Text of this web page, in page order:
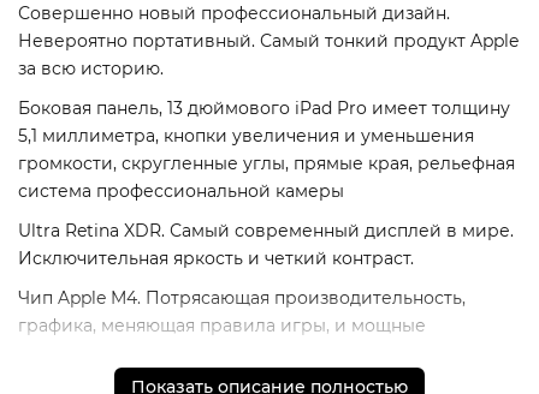
Совершенно новый профессиональный дизайн.
Невероятно портативный. Самый тонкий продукт Apple
за всю историю.
Боковая панель, 13 дюймового iPad Pro имеет толщину
5,1 миллиметра, кнопки увеличения и уменьшения
громкости, скругленные углы, прямые края, рельефная
система профессиональной камеры
Ultra Retina XDR. Самый современный дисплей в мире.
Исключительная яркость и четкий контраст.
Чип Apple M4. Потрясающая производительность,
графика, меняющая правила игры, и мощные
Показать описание полностью